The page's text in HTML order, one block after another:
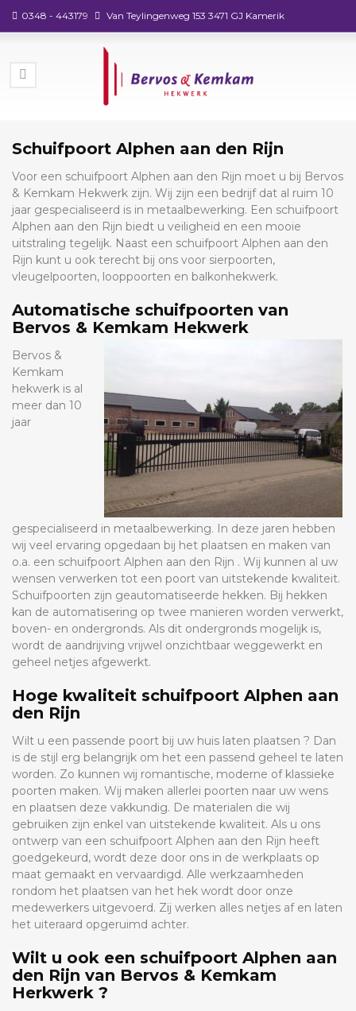
0348 - 443179 Van Teylingenweg 153 3471 GJ Kamerik
Schuifpoort Alphen aan den Rijn
Voor een schuifpoort Alphen aan den Rijn moet u bij Bervos
& Kemkam Hekwerk zijn. Wij zijn een bedrijf dat al ruim 10
jaar gespecialiseerd is in metaalbewerking. Een schuifpoort
Alphen aan den Rijn biedt u veiligheid en een mooie
uitstraling tegelijk. Naast een schuifpoort Alphen aan den
Rijn kunt u ook terecht bij ons voor sierpoorten,
vleugelpoorten, looppoorten en balkonhekwerk.
Automatische schuifpoorten van
Bervos & Kemkam Hekwerk
Bervos &
Kemkam
hekwerk is al
meer dan 10
jaar
gespecialiseerd in metaalbewerking. In deze jaren hebben
wij veel ervaring opgedaan bij het plaatsen en maken van
o.a. een schuifpoort Alphen aan den Rijn . Wij kunnen al uw
wensen verwerken tot een poort van uitstekende kwaliteit.
Schuifpoorten zijn geautomatiseerde hekken. Bij hekken
kan de automatisering op twee manieren worden verwerkt,
boven- en ondergronds. Als dit ondergronds mogelijk is,
wordt de aandrijving vrijwel onzichtbaar weggewerkt en
geheel netjes afgewerkt.
Hoge kwaliteit schuifpoort Alphen aan
den Rijn
Wilt u een passende poort bij uw huis laten plaatsen ? Dan
is de stijl erg belangrijk om het een passend geheel te laten
worden. Zo kunnen wij romantische, moderne of klassieke
poorten maken. Wij maken allerlei poorten naar uw wens
en plaatsen deze vakkundig. De materialen die wij
gebruiken zijn enkel van uitstekende kwaliteit. Als u ons
ontwerp van een schuifpoort Alphen aan den Rijn heeft
goedgekeurd, wordt deze door ons in de werkplaats op
maat gemaakt en vervaardigd. Alle werkzaamheden
rondom het plaatsen van het hek wordt door onze
medewerkers uitgevoerd. Zij werken alles netjes af en laten
het uiteraard opgeruimd achter.
Wilt u ook een schuifpoort Alphen aan
den Rijn van Bervos & Kemkam
Herkwerk ?